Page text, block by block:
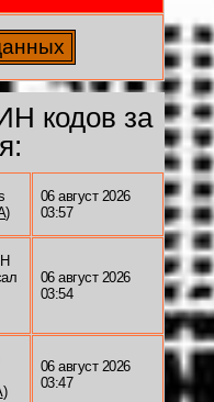
кодов за
)
06 август 2026
03:57
06 август 2026
03:54
)
06 август 2026
03:47